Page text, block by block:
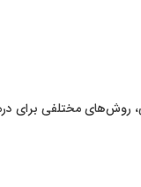
مختلفی برای